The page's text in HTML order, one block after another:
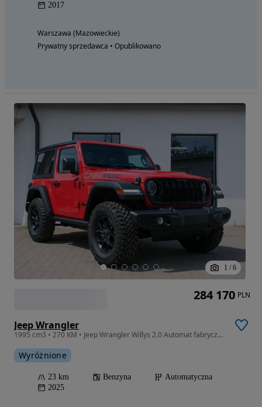
2017
Warszawa (Mazowieckie)
Prywatny sprzedawca • Opublikowano
1 / 6
Jeep Wrangler
1995 cm3 • 270 KM • Jeep Wrangler Willys 2.0 Automat fabrycznie nowy pojazd 2025
Wyróżnione
23 km Benzyna
Automatyczna
2025
284 170 PLN